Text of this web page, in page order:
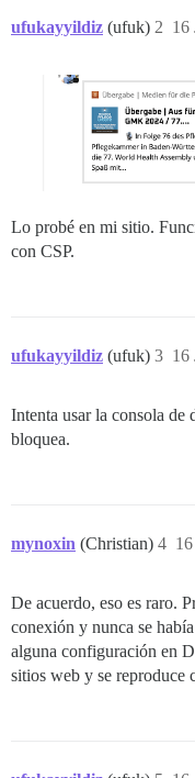
ufukayyildiz (ufuk) 16
2
Lo probé en mi sitio.
con CSP.
ufukayyildiz (ufuk) 16
3
Intenta usar la consola de
bloquea.
mynoxin (Christian) 4
De acuerdo, eso es raro.
conexión y nunca se
alguna configuración en
sitios web y se reproduce